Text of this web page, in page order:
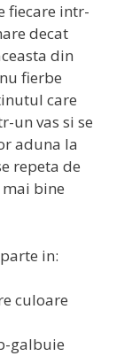
fiecare intr-
decat
din
fierbe
care
un vas si se
aduna la
repeta de
bine
in:
culoare
galbuie